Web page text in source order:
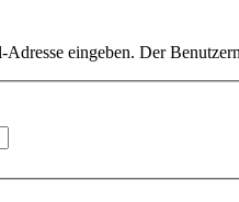
eingeben. Der